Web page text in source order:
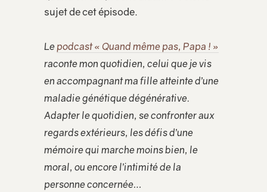
sujet de cet épisode.
Le podcast « Quand même pas, Papa ! »
raconte mon quotidien, celui que je vis
en accompagnant ma fille atteinte d’une
maladie génétique dégénérative.
Adapter le quotidien, se confronter aux
regards extérieurs, les défis d’une
mémoire qui marche moins bien, le
moral, ou encore l’intimité de la
personne concernée…